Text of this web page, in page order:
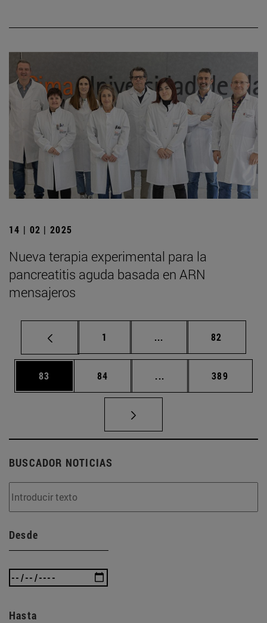
14 | 02 | 2025
Nueva terapia experimental para la
pancreatitis aguda basada en ARN
mensajeros
Página
1 ... Páginas intermedias
Página
82
Página
83 Página
84 ... Páginas intermedias
Página
389
BUSCADOR NOTICIAS
Desde
Hasta